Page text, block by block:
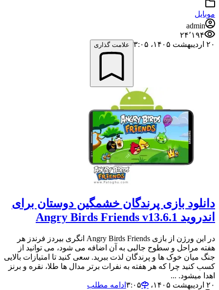
موبایل
admin
۲۴٬۱۹۴
۲۰ اردیبهشت ۱۴۰۵،‏ ۳:۰۵
علامت گذاری
دانلود بازی پرندگان خشمگین دوستان برای
اندروید Angry Birds Friends v13.6.1
در این ورژن از بازی Angry Birds Friends انگری بیردز فرندز هر
هفته مراحل و سطوح جالبی به آن اضافه می شود،‌ می توانید از
جنگ میان خوک ها و پرندگان لذت ببرید. سعی کنید تا امتیازات بالایی
کسب کنید چرا که هر هفته به نفرات برتر مدال ها طلا، نقره و برنز
اهدا میشود. ...
۲۰ اردیبهشت ۱۴۰۵،‏ ۳:۰۵
ادامه مطلب